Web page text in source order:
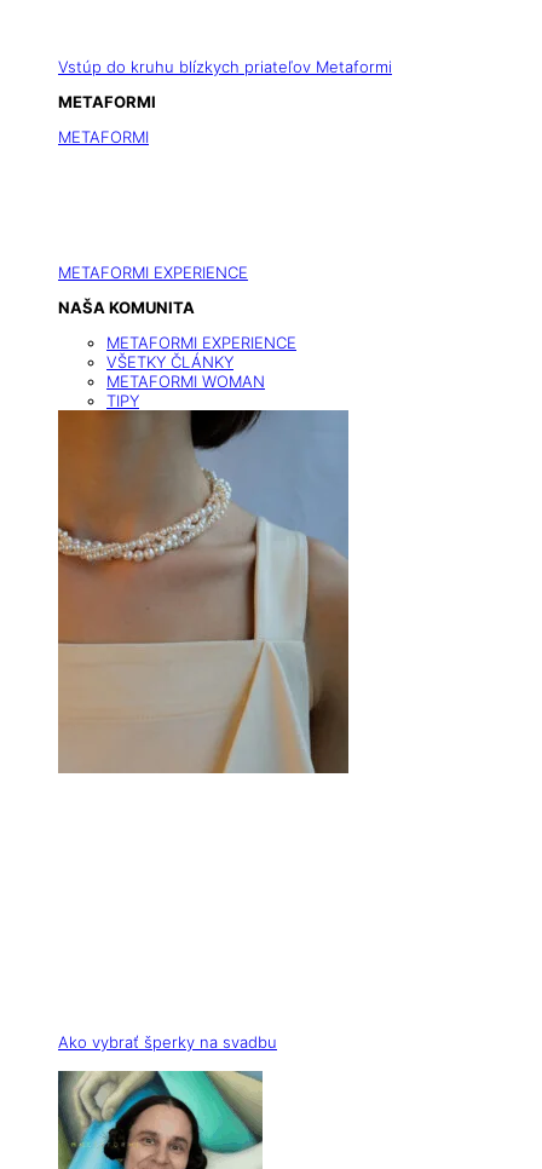
Vstúp do kruhu blízkych priateľov Metaformi
METAFORMI
METAFORMI
METAFORMI EXPERIENCE
NAŠA KOMUNITA
METAFORMI EXPERIENCE
VŠETKY ČLÁNKY
METAFORMI WOMAN
TIPY
Ako vybrať šperky na svadbu